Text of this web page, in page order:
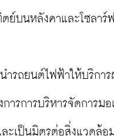
ย์บนหลังคาและโซลาร์
รถยนต์ไฟฟ้าให้บริกา
ารการบริหารจัดการ
ะเป็นมิตรต่อสิ่งแวดล้อ